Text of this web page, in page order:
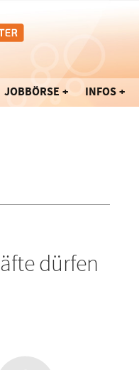
JOBBÖRSE INFOS
dürfen